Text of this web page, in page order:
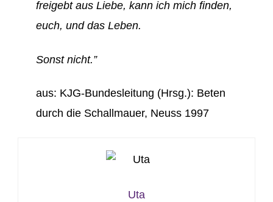
freigebt aus Liebe, kann ich mich finden,
euch, und das Leben.
Sonst nicht.”
aus: KJG-Bundesleitung (Hrsg.): Beten
durch die Schallmauer, Neuss 1997
Uta